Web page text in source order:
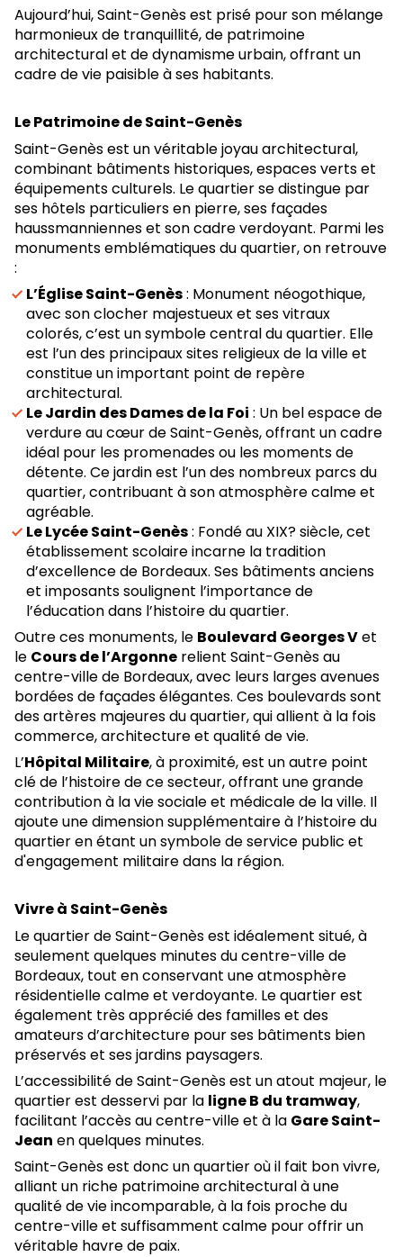
Aujourd’hui, Saint-Genès est prisé pour son mélange
harmonieux de tranquillité, de patrimoine
architectural et de dynamisme urbain, offrant un
cadre de vie paisible à ses habitants.
Le Patrimoine de Saint-Genès
Saint-Genès est un véritable joyau architectural,
combinant bâtiments historiques, espaces verts et
équipements culturels. Le quartier se distingue par
ses hôtels particuliers en pierre, ses façades
haussmanniennes et son cadre verdoyant. Parmi les
monuments emblématiques du quartier, on retrouve
:
L’Église Saint-Genès: Monument néogothique,
avec son clocher majestueux et ses vitraux
colorés, c’est un symbole central du quartier. Elle
est l’un des principaux sites religieux de la ville et
constitue un important point de repère
architectural.
Le Jardin des Dames de la Foi : Un bel espace de
verdure au cœur de Saint-Genès, offrant un cadre
idéal pour les promenades ou les moments de
détente. Ce jardin est l’un des nombreux parcs du
quartier, contribuant à son atmosphère calme et
agréable.
Le Lycée Saint-Genès: Fondé au XIX? siècle, cet
établissement scolaire incarne la tradition
d’excellence de Bordeaux. Ses bâtiments anciens
et imposants soulignent l’importance de
l’éducation dans l’histoire du quartier.
Outre ces monuments, le Boulevard Georges Vet
le Cours de l’Argonne relient Saint-Genès au
centre-ville de Bordeaux, avec leurs larges avenues
bordées de façades élégantes. Ces boulevards sont
des artères majeures du quartier, qui allient à la fois
commerce, architecture et qualité de vie.
L’Hôpital Militaire, à proximité, est un autre point
clé de l’histoire de ce secteur, offrant une grande
contribution à la vie sociale et médicale de la ville. Il
ajoute une dimension supplémentaire à l’histoire du
quartier en étant un symbole de service public et
d'engagement militaire dans la région.
Vivre à Saint-Genès
Le quartier de Saint-Genès est idéalement situé, à
seulement quelques minutes du centre-ville de
Bordeaux, tout en conservant une atmosphère
résidentielle calme et verdoyante. Le quartier est
également très apprécié des familles et des
amateurs d’architecture pour ses bâtiments bien
préservés et ses jardins paysagers.
L’accessibilité de Saint-Genès est un atout majeur, le
quartier est desservi par la ligne B du tramway,
facilitant l’accès au centre-ville et à la Gare Saint-
Jean en quelques minutes.
Saint-Genès est donc un quartier où il fait bon vivre,
alliant un riche patrimoine architectural à une
qualité de vie incomparable, à la fois proche du
centre-ville et suffisamment calme pour offrir un
véritable havre de paix.